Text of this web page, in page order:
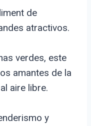
de
atractivos.
verdes, este
amantes de la
aire libre.
y